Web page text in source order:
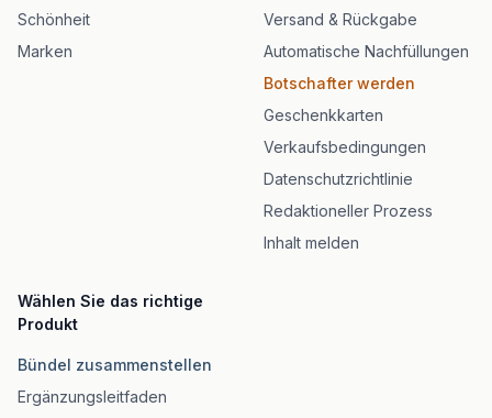
Schönheit
Marken
Versand & Rückgabe
Automatische Nachfüllungen
Botschafter werden
Geschenkkarten
Verkaufsbedingungen
Datenschutzrichtlinie
Redaktioneller Prozess
Inhalt melden
Wählen Sie das richtige
Produkt
Bündel zusammenstellen
Ergänzungsleitfaden